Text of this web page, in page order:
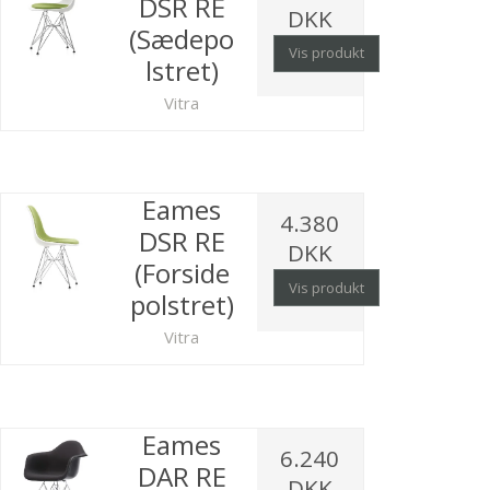
(Sædepo
lstret)
Vitra
DKK
Vis produkt
Eames
DSR RE
(Forside
polstret)
Vitra
4.380
DKK
Vis produkt
Eames
DAR RE
6.240